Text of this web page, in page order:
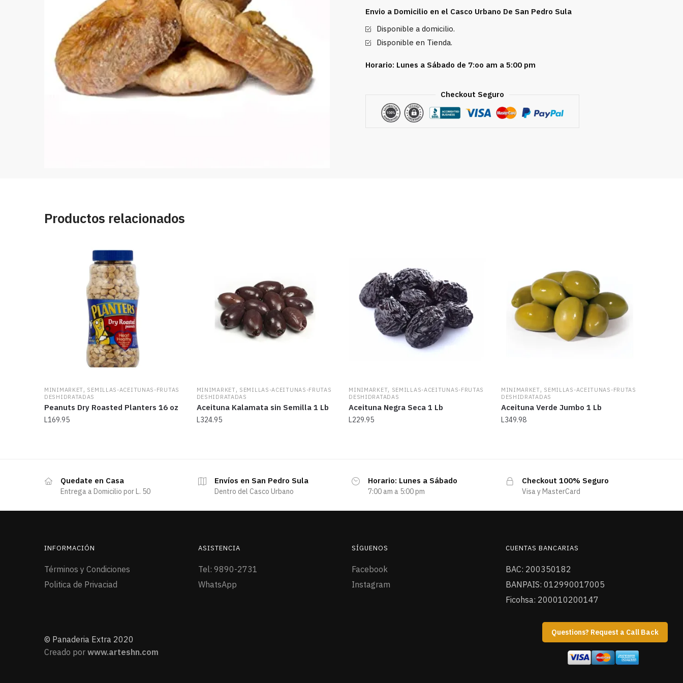
cantidad
Envio a Domicilio en el Casco Urbano De San Pedro Sula
Disponible a domicilio.
Disponible en Tienda.
Horario: Lunes a Sábado de 7:oo am a 5:00 pm
Checkout Seguro
Questions? Request a Call Back
Productos relacionados
MINIMARKET, SEMILLAS-ACEITUNAS-FRUTAS
DESHIDRATADAS
Peanuts Dry Roasted Planters 16 oz
L169.95
MINIMARKET, SEMILLAS-ACEITUNAS-FRUTAS
DESHIDRATADAS
Aceituna Kalamata sin Semilla 1 Lb
L324.95
MINIMARKET, SEMILLAS-ACEITUNAS-FRUTAS
DESHIDRATADAS
Aceituna Negra Seca 1 Lb
L229.95
MINIMARKET, SEMILLAS-ACEITUNAS-FRUTAS
DESHIDRATADAS
Aceituna Verde Jumbo 1 Lb
L349.98
Quedate en Casa
Entrega a Domicilio por L. 50
Envíos en San Pedro Sula
Dentro del Casco Urbano
Horario: Lunes a Sábado
7:00 am a 5:00 pm
Checkout 100% Seguro
Visa y MasterCard
INFORMACIÓN
Términos y Condiciones
Politica de Privaciad
ASISTENCIA
Tel: 9890-2731
WhatsApp
SÍGUENOS
Facebook
Instagram
CUENTAS BANCARIAS
BAC: 200350182
BANPAIS: 012990017005
Ficohsa: 200010200147
© Panaderia Extra 2020
Creado por www.arteshn.com